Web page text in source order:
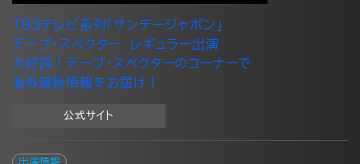
TBSテレビ系列「サンデージャポン」
デーブ・スペクター レギュラー出演
大好評！デーブ・スペクターのコーナーで
海外最新情報をお届け！
公式サイト